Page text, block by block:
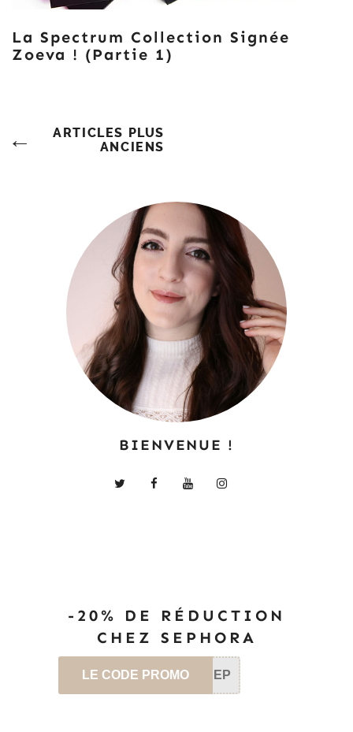
La Spectrum Collection Signée
Zoeva ! (Partie 1)
Navigation
ARTICLES PLUS
ANCIENS
BIENVENUE !
-20% DE RÉDUCTION
CHEZ SEPHORA
LE CODE PROMO SEP